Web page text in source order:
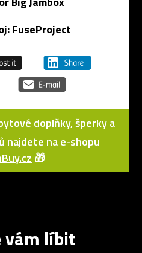
FuseProject
doplňky, šperky a
najdete na e-shopu
🎁
vám líbit